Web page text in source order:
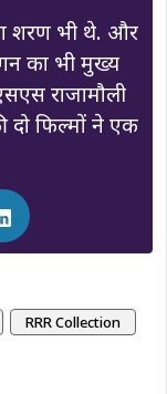
शरण भी थे. और
का भी मुख्य
राजामौली
दो फिल्मों ने एक
RRR Collection